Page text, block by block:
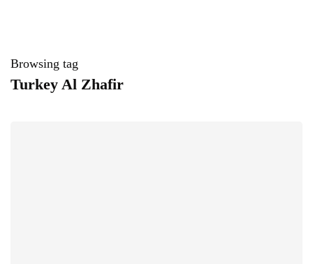
Browsing tag
Turkey Al Zhafir